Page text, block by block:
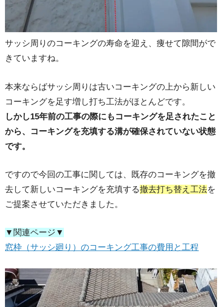
サッシ周りのコーキングの寿命を迎え、痩せて隙間がで
きていますね。
本来ならばサッシ周りは古いコーキングの上から新しい
コーキングを足す増し打ち工法がほとんどです。
しかし15年前の工事の際にもコーキングを足されたこと
から、コーキングを充填する溝が確保されていない状態
です。
ですので今回の工事に関しては、既存のコーキングを撤
去して新しいコーキングを充填する撤去打ち替え工法を
ご提案させていただきました。
▼関連ページ▼
窓枠（サッシ廻り）のコーキング工事の費用と工程